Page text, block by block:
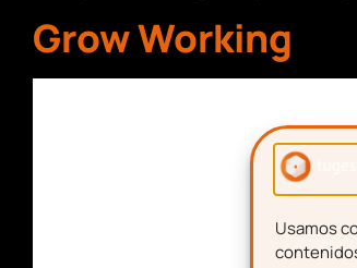
Usamos
Grow Working